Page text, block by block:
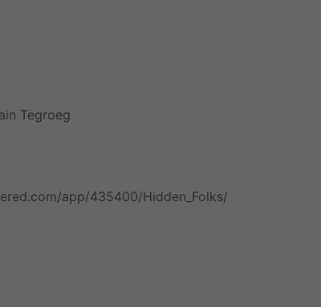
Tegroeg
app/435400/Hidden_Folks/